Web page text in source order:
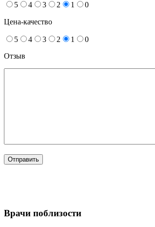
5 4 3 2 1 0
Цена-качество
5 4 3 2 1
0
Отзыв
Врачи поблизости